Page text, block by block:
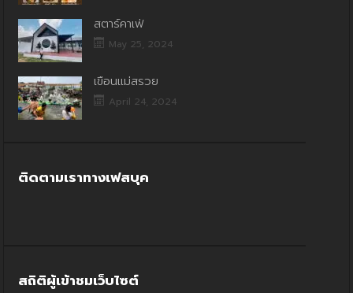
สตาร์คาเฟ่
May 25, 2024
เขื่อนแม่สรวย
April 24, 2024
ติดตามเราทางเฟสบุค
สถิติผู้เข้าชมเว็บไซต์